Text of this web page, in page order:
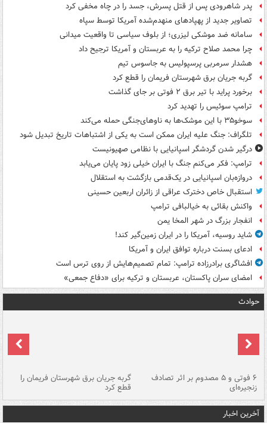
پدر شاهرودی پس از قتل پسرش، جسد را در چاه مخفی کرد
تصاویر جدید از پهپادهای منهدم‌شده آمریکا توسط سپاه
سامانه ضد موشکی لیزری؛ از بلوف سیاسی تا واقعیت میدانی
چرا محمد صلاح ترکیه را به عربستان و آمریکا ترجیح داد
هشدار سرمربی پرسپولیس به جاسوس تیم
گربه جریان برق شهرستان فریمان را قطع کرد
برخورد پراید با تیر برق ۲ فوتی بر جای گذاشت
ترامپ سوئیس را تهدید کرد
سوخو۳۵ با این موشک‌ها به ناوهای‌جنگی حمله می‌کند
تلگراف: جنگ علیه ایران ممکن است به یکی از اشتباهات تاریخ تبدیل شود
درگیر شدن گردشگر اسپانیایی با نظامی صهیونیست
ترامپ: فکر می‌کنم جنگ با ایران خیلی زود پایان می‌یابد
دروازه‌بان اسپانیایی در یک‌قدمی بازگشت به استقلال
استقبال خاص دخترک عراقی از زائران اربعین حسینی
واکنش بقائی به خیالبافی ترامپ
انفجار بزرگ در شهر المخا یمن
شاید روسیه، آمریکا را در ایران زمین‌گیر کند!
ادعای بسنت درباره توافق ایران و آمریکا
افشاگری برادرزاده ترامپ: تمام تصمیم‌هایش از روی ترس است
امضای سران پاکستان، عربستان و ترکیه برای «دفاع جمعی»
حوادث
۶ فوتی و ۵ مصدوم بر اثر تصادف
زنجیره‌ای
گربه جریان برق شهرستان فریمان را
قطع کرد
آخرین اخبار